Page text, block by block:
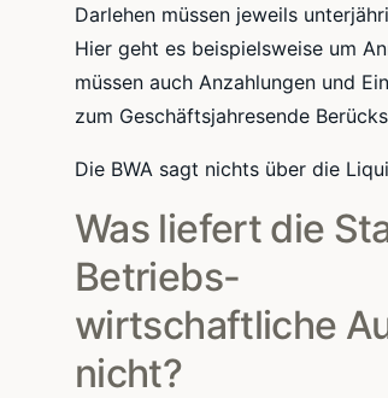
Darlehen müssen jeweils
Hier geht es beispielsweise um
müssen auch Anzahlungen und
zum Geschäftsjahresende
Die BWA sagt nichts über die
Was liefert die
Betriebs-
wirtschaftliche
nicht?